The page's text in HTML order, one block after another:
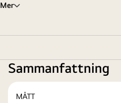
Mer
Sammanfattning
MÅTT